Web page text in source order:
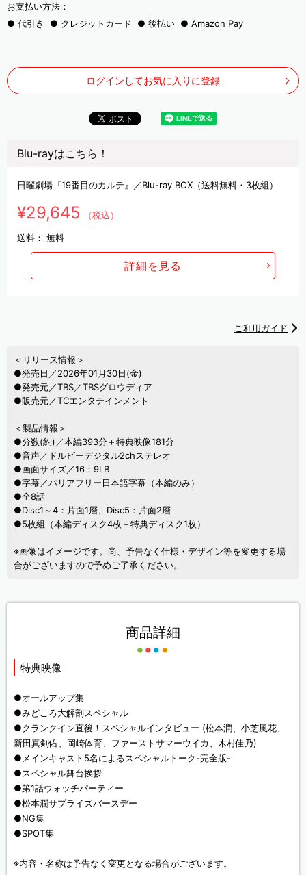
お支払い方法：
代引き
クレジットカード 後払い Amazon Pay
ログインしてお気に入りに登録
Blu-rayはこちら！
日曜劇場『19番目のカルテ』／Blu-ray BOX（送料無料・3枚組）
¥29,645 （税込）
送料： 無料
詳細を見る
ご利用ガイド
＜リリース情報＞
●発売日／2026年01月30日(金)
●発売元／TBS／TBSグロウディア
●販売元／TCエンタテインメント
＜製品情報＞
●分数(約)／本編393分＋特典映像181分
●音声／ドルビーデジタル2chステレオ
●画面サイズ／16：9LB
●字幕／バリアフリー日本語字幕（本編のみ）
●全8話
●Disc1～4：片面1層、Disc5：片面2層
●5枚組（本編ディスク4枚＋特典ディスク1枚）
※画像はイメージです。尚、予告なく仕様・デザイン等を変更する場
合がございますので予めご了承ください。
商品詳細
特典映像
●オールアップ集
●みどころ大解剖スペシャル
●クランクイン直後！スペシャルインタビュー (松本潤、小芝風花、
新田真剣佑、岡崎体育、ファーストサマーウイカ、木村佳乃)
●メインキャスト5名によるスペシャルトーク-完全版-
●スペシャル舞台挨拶
●第1話ウォッチパーティー
●松本潤サプライズバースデー
●NG集
●SPOT集
※内容・名称は予告なく変更となる場合がございます。